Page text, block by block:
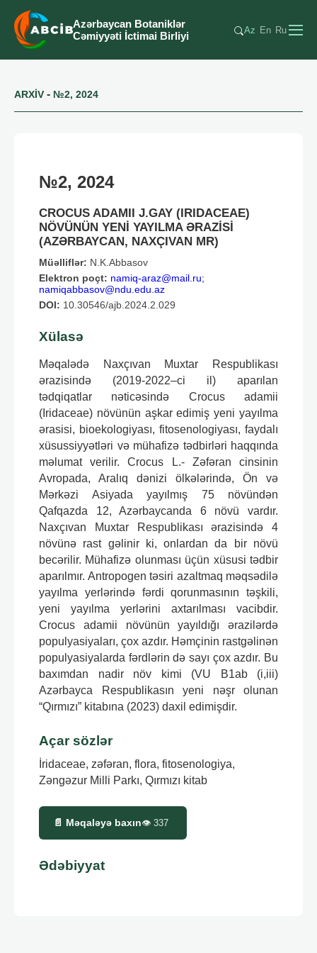
Azərbaycan Botaniklər
Cəmiyyəti İctimai Birliyi
Az En Ru
ARXİV - №2, 2024
№2, 2024
CROCUS ADAMII J.GAY (IRIDACEAE)
NÖVÜNÜN YENİ YAYILMA ƏRAZİSİ
(AZƏRBAYCAN, NAXÇIVAN MR)
Müəlliflər: N.K.Abbasov
Elektron poçt: namiq-araz@mail.ru;
namiqabbasov@ndu.edu.az
DOI: 10.30546/ajb.2024.2.029
Xülasə
Məqalədə Naxçıvan Muxtar Respublikası
ərazisində (2019-2022–ci il) aparılan
tədqiqatlar nəticəsində Crocus adamii
(Iridaceae) növünün aşkar edimiş yeni yayılma
ərasisi, bioekologiyası, fitosenologiyası, faydalı
xüsussiyyətləri və mühafizə tədbirləri haqqında
məlumat verilir. Crocus L.- Zəfəran cinsinin
Avropada, Aralıq dənizi ölkələrində, Ön və
Mərkəzi Asiyada yayılmış 75 növündən
Qafqazda 12, Azərbaycanda 6 növü vardır.
Naxçıvan Muxtar Respublikası ərazisində 4
növünə rast gəlinir ki, onlardan da bir növü
becərilir. Mühafizə olunması üçün xüsusi tədbir
aparılmır. Antropogеn təsiri azaltmaq məqsədilə
yayılma yеrlərində fərdi qorunmasının təşkili,
yеni yayılma yеrlərini axtarılması vacibdir.
Crocus adamii növünün yayıldığı ərazilərdə
populyasiyaları, çox azdır. Həmçinin rastgəlinən
populyasiyalarda fərdlərin də sayı çox azdır. Bu
baxımdan nadir növ kimi (VU B1ab (i,iii)
Azərbayca Respublikasın yeni nəşr olunan
“Qırmızı” kitabına (2023) daxil edimişdir.
Açar sözlər
İridaceae, zəfəran, flora, fitosenologiya,
Zəngəzur Milli Parkı, Qırmızı kitab
📄 Məqaləyə baxın👁 337
Ədəbiyyat